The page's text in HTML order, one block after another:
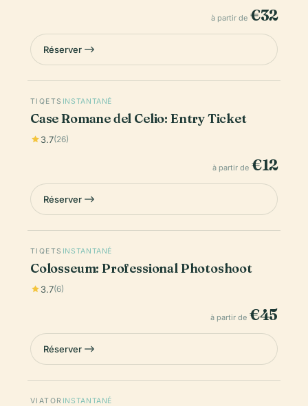
à partir de €32
Réserver
TIQETS INSTANTANÉ
Case Romane del Celio: Entry Ticket
3.7(26)
à partir de €12
Réserver
TIQETS INSTANTANÉ
Colosseum: Professional Photoshoot
3.7(6)
à partir de €45
Réserver
VIATOR INSTANTANÉ